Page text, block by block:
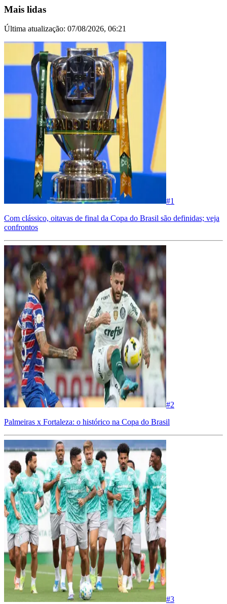
Mais lidas
Última atualização: 07/08/2026, 06:21
#1
Com clássico, oitavas de final da Copa do Brasil são definidas; veja
confrontos
#2
Palmeiras x Fortaleza: o histórico na Copa do Brasil
#3